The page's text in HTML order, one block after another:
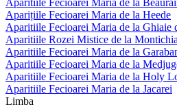
Aparițiile Fecioarei Maria de la Heede
Aparitiile Fecioarei Maria de la Ghiaie
Aparitiile Rozei Mistice de la
Aparitiile Fecioarei Maria de la
Aparitiile Fecioarei Maria de la
Aparitiile Fecioarei Maria de la Holy
Aparitiile Fecioarei Maria de la Jacarei
Limba